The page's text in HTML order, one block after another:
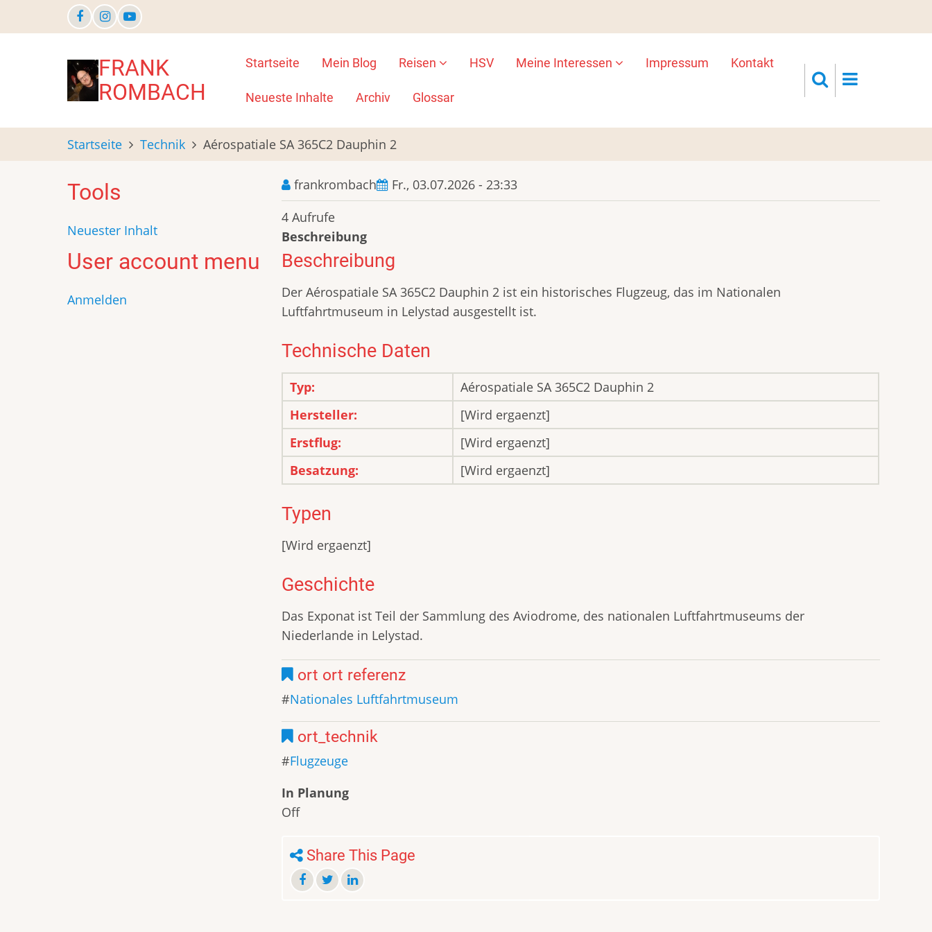
zum
FRANK
ROMBACH
Main
navigation
Startseite Mein Blog Reisen HSV Meine Interessen Impressum Kontakt
Neueste Inhalte Archiv Glossar
Startseite Technik Aérospatiale SA 365C2 Dauphin 2
frankrombach
Fr., 03.07.2026 - 23:33
4 Aufrufe
Beschreibung
Beschreibung
Der Aérospatiale SA 365C2 Dauphin 2 ist ein historisches Flugzeug, das im Nationalen
Luftfahrtmuseum in Lelystad ausgestellt ist.
Technische Daten
Typ:
Aérospatiale SA 365C2 Dauphin 2
Hersteller:
[Wird ergaenzt]
Erstflug:
[Wird ergaenzt]
Besatzung:
[Wird ergaenzt]
Typen
[Wird ergaenzt]
Geschichte
Das Exponat ist Teil der Sammlung des Aviodrome, des nationalen Luftfahrtmuseums der
Niederlande in Lelystad.
ort ort referenz
Nationales Luftfahrtmuseum
ort_technik
Flugzeuge
In Planung
Off
Share This Page
Tools
Neuester Inhalt
User account menu
Anmelden